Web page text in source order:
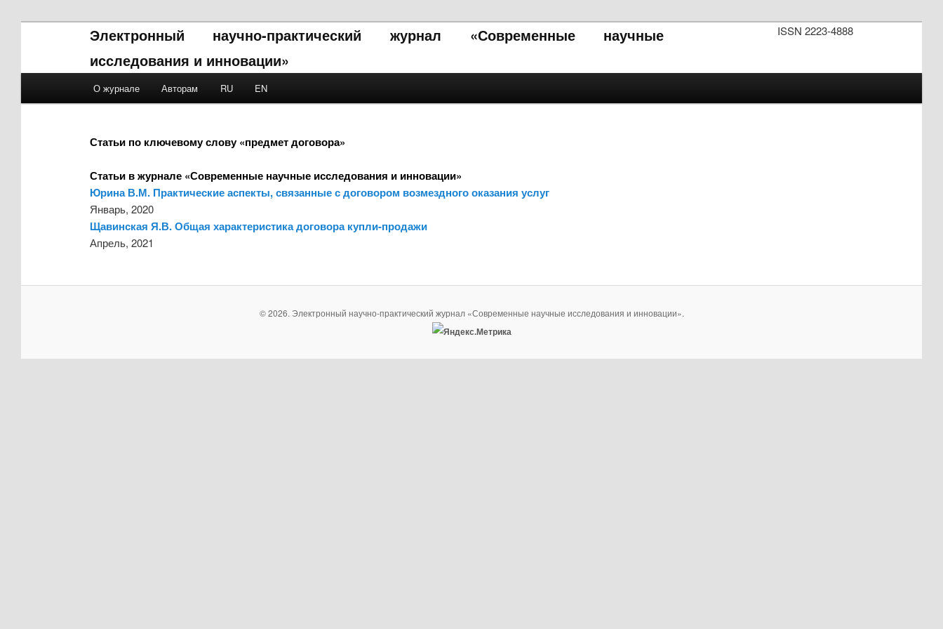
ISSN 2223-4888
Электронный научно-практический журнал «Современные научные
исследования и инновации»
Skip to primary content
Skip to secondary content
О журнале Авторам RU EN
Статьи по ключевому слову «предмет договора»
Статьи в журнале «Современные научные исследования и инновации»
Юрина В.М. Практические аспекты, связанные с договором возмездного оказания услуг
Январь, 2020
Щавинская Я.В. Общая характеристика договора купли-продажи
Апрель, 2021
© 2026. Электронный научно-практический журнал «Современные научные исследования и инновации».